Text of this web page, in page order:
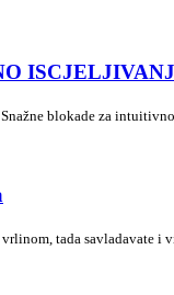
blokade za
tada savladavate i